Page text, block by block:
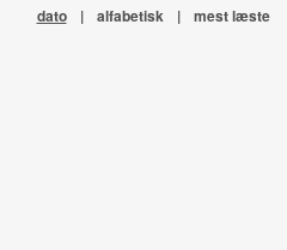
dato | alfabetisk | mest læste